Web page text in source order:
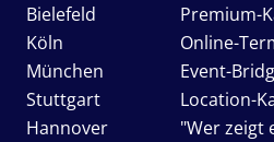
Bielefeld
Köln
München
Stuttgart
Hannover
Premium-
Online-
Event-
Location-
"Wer zeigt